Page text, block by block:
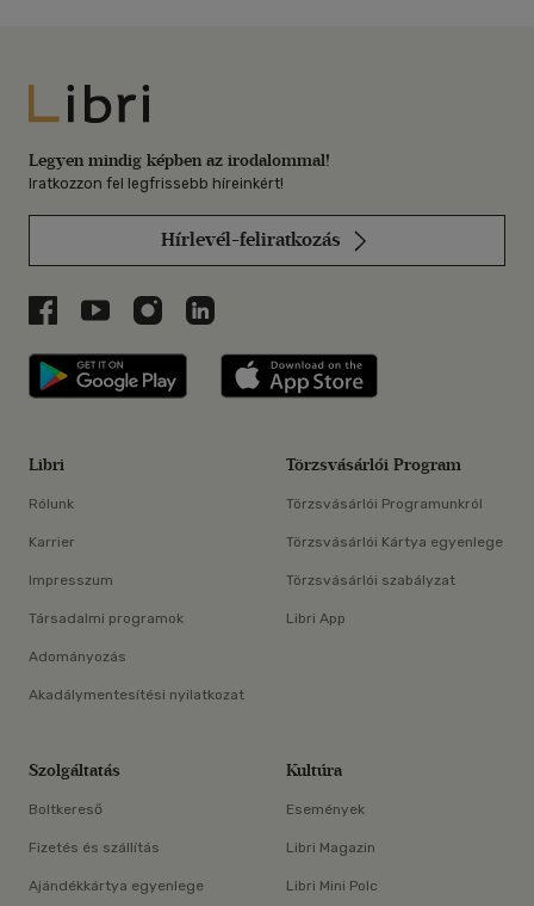
Libri
Legyen mindig képben az irodalommal!
Iratkozzon fel legfrissebb híreinkért!
Hírlevél-feliratkozás
Libri a Facebookon
Libri a Youtube-on
Libri az Instagramon
Libri a LinkedInen
Libri applikáció Szerezd meg: Google
Libri
Rólunk
Karrier
Impresszum
Társadalmi programok
Adományozás
Akadálymentesítési nyilatkozat
Törzsvásárlói Program
Törzsvásárlói Programunkról
Törzsvásárlói Kártya egyenlege
Törzsvásárlói szabályzat
Libri App
Szolgáltatás
Boltkereső
Fizetés és szállítás
Ajándékkártya egyenlege
Kultúra
Események
Libri Magazin
Libri Mini Polc